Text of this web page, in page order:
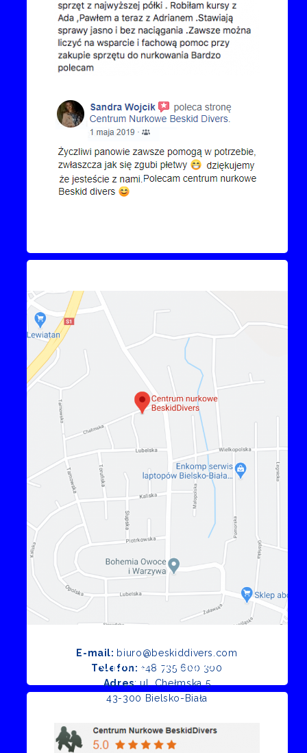
E-mail: biuro@beskiddivers.com
Telefon: +48 735 600 300
Adres: ul. Chełmska 5
43-300 Bielsko-Biała
Opinie Google